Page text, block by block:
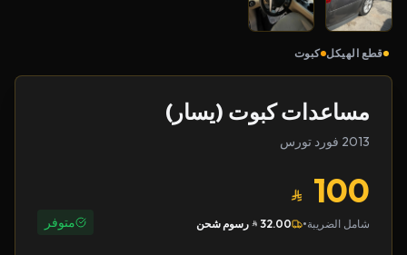
قطع الهيكل كبوت
مساعدات كبوت (يسار)
2013 فورد تورس
100
شامل الضريبة•
32.00 رسوم شحن متوفر